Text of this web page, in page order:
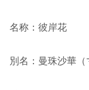
名称：彼岸花
別名：曼珠沙華（